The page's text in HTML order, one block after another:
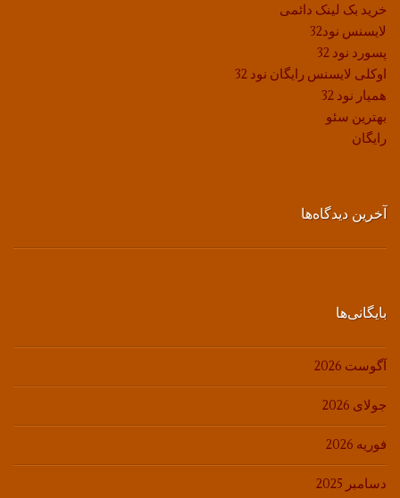
خرید بک لینک دائمی
لایسنس نود32
پسورد نود 32
اوکلی لایسنس رایگان نود 32
همیار نود 32
بهترین سئو
رایگان
آخرین دیدگاه‌ها
بایگانی‌ها
آگوست 2026
جولای 2026
فوریه 2026
دسامبر 2025